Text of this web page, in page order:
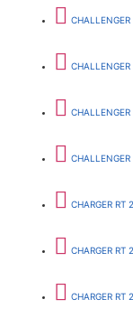
CHARGER RT
CHARGER RT
CHARGER RT